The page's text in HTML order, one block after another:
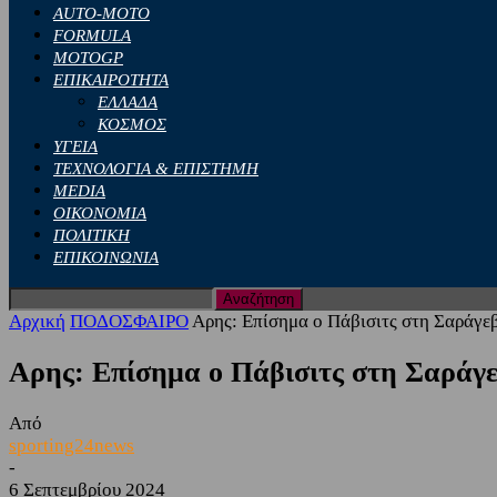
AUTO-MOTO
FORMULA
MOTOGP
ΕΠΙΚΑΙΡΟΤΗΤΑ
ΕΛΛΑΔΑ
ΚΟΣΜΟΣ
ΥΓΕΙΑ
ΤΕΧΝΟΛΟΓΙΑ & ΕΠΙΣΤΗΜΗ
MEDIA
ΟΙΚΟΝΟΜΙΑ
ΠΟΛΙΤΙΚΗ
ΕΠΙΚΟΙΝΩΝΙΑ
Αρχική ΠΟΔΟΣΦΑΙΡΟΑρης: Επίσημα ο Πάβισιτς στη
Αρης: Επίσημα ο Πάβισιτς στη
Από
sporting24news
-
6 Σεπτεμβρίου 2024